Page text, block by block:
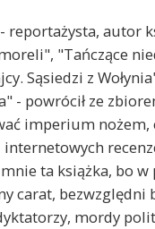
reportażysta, autor
"Tańczące
Sąsiedzi z
- powrócił ze
imperium nożem,
mnie ta książka, bo
carat, bezwzględni
mordy